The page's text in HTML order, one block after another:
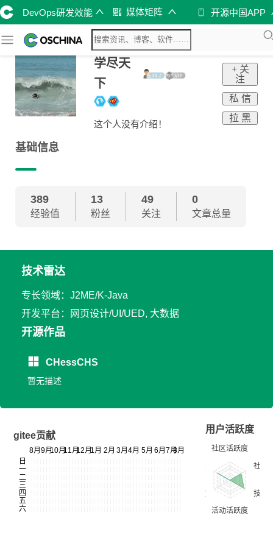
DevOps研发效能 媒体矩阵 开源中国APP
学尽天
下
这个人没有介绍！
+ 关
注
私 信
拉 黑
基础信息
389
经验值
13
粉丝
49
关注
0
文章总量
技术雷达
专长领域：J2ME/K-Java
开发平台：网页设计/UI/UED, 大数据
开源作品
CHessCHS
暂无描述
gitee贡献
用户活跃度